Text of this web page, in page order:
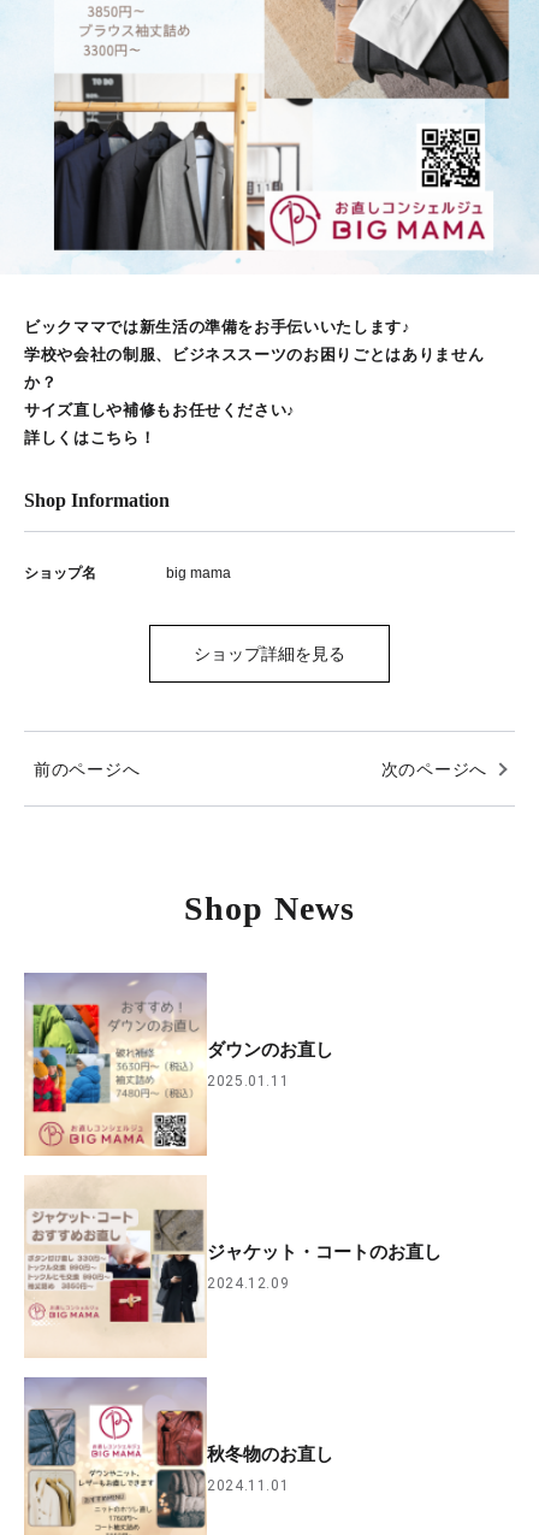
ビックママでは新生活の準備をお手伝いいたします♪
学校や会社の制服、ビジネススーツのお困りごとはありません
か？
サイズ直しや補修もお任せください♪
詳しくはこちら！
Shop Information
ショップ名 big mama
ショップ詳細を見る
前のページへ 次のページへ
Shop News
ダウンのお直し
2025.01.11
ジャケット・コートのお直し
2024.12.09
秋冬物のお直し
2024.11.01